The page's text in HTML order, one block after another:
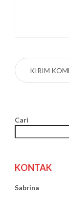
Cari
KONTAK
Sabrina